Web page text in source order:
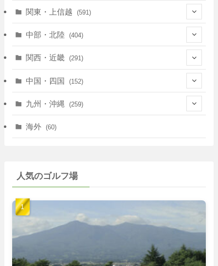
(128)
(10)
(17)
(35)
(30)
関東・上信越 (591)
(146)
(40)
(72)
(14)
(103)
中部・北陸 (404)
(13)
(83)
(78)
(40)
(22)
関西・近畿 (291)
(39)
(25)
中国・四国 (152)
(7)
(39)
(40)
(14)
九州・沖縄 (259)
(28)
(22)
(23)
海外 (60)
人気のゴルフ場